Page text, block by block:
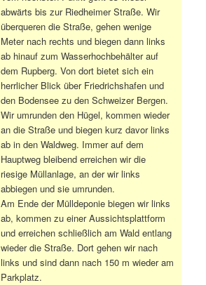
abwärts bis zur Riedheimer Straße. Wir
überqueren die Straße, gehen wenige
Meter nach rechts und biegen dann links
ab hinauf zum Wasserhochbehälter auf
dem Rupberg. Von dort bietet sich ein
herrlicher Blick über Friedrichshafen und
den Bodensee zu den Schweizer Bergen.
Wir umrunden den Hügel, kommen wieder
an die Straße und biegen kurz davor links
ab in den Waldweg. Immer auf dem
Hauptweg bleibend erreichen wir die
riesige Müllanlage, an der wir links
abbiegen und sie umrunden.
Am Ende der Mülldeponie biegen wir links
ab, kommen zu einer Aussichtsplattform
und erreichen schließlich am Wald entlang
wieder die Straße. Dort gehen wir nach
links und sind dann nach 150 m wieder am
Parkplatz.